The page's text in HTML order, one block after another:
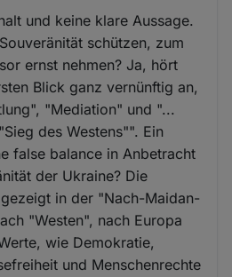
und keine klare Aussage.
schützen, zum
ernst nehmen? Ja, hört
Blick ganz vernünftig an,
"Mediation" und "...
des Westens"". Ein
false balance in Anbetracht
der Ukraine? Die
in der "Nach-Maidan-
"Westen", nach Europa
wie Demokratie,
und Menschenrechte